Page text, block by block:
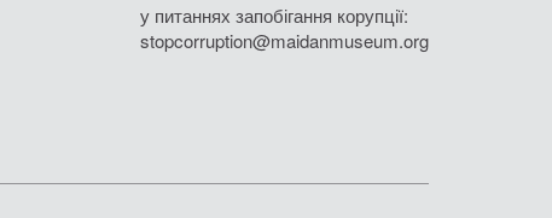
у питаннях запобігання корупції:
stopcorruption@maidanmuseum.org